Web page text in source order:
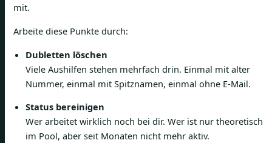
mit.
Arbeite diese Punkte durch:
Dubletten löschen
Viele Aushilfen stehen mehrfach drin. Einmal mit alter
Nummer, einmal mit Spitznamen, einmal ohne E-Mail.
Status bereinigen
Wer arbeitet wirklich noch bei dir. Wer ist nur theoretisch
im Pool, aber seit Monaten nicht mehr aktiv.